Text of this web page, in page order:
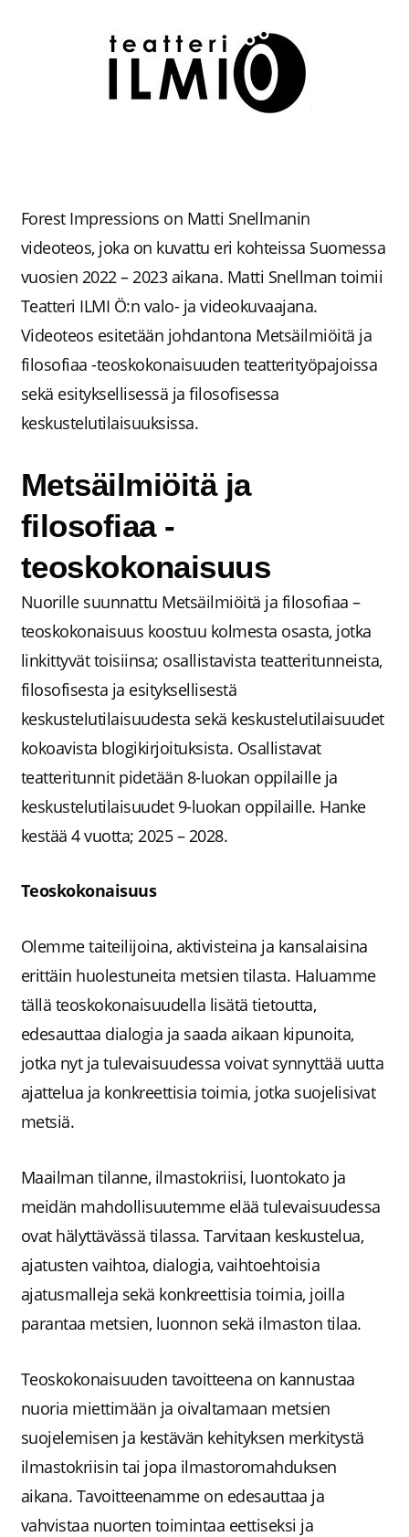
Forest Impressions on Matti Snellmanin
videoteos, joka on kuvattu eri kohteissa Suomessa
vuosien 2022 – 2023 aikana. Matti Snellman toimii
Teatteri ILMI Ö:n valo- ja videokuvaajana.
Videoteos esitetään johdantona Metsäilmiöitä ja
filosofiaa -teoskokonaisuuden teatterityöpajoissa
sekä esityksellisessä ja filosofisessa
keskustelutilaisuuksissa.
Metsäilmiöitä ja
filosofiaa -
teoskokonaisuus
Nuorille suunnattu Metsäilmiöitä ja filosofiaa –
teoskokonaisuus koostuu kolmesta osasta, jotka
linkittyvät toisiinsa; osallistavista teatteritunneista,
filosofisesta ja esityksellisestä
keskustelutilaisuudesta sekä keskustelutilaisuudet
kokoavista blogikirjoituksista. Osallistavat
teatteritunnit pidetään 8-luokan oppilaille ja
keskustelutilaisuudet 9-luokan oppilaille. Hanke
kestää 4 vuotta; 2025 – 2028.
Teoskokonaisuus
Olemme taiteilijoina, aktivisteina ja kansalaisina
erittäin huolestuneita metsien tilasta. Haluamme
tällä teoskokonaisuudella lisätä tietoutta,
edesauttaa dialogia ja saada aikaan kipunoita,
jotka nyt ja tulevaisuudessa voivat synnyttää uutta
ajattelua ja konkreettisia toimia, jotka suojelisivat
metsiä.
Maailman tilanne, ilmastokriisi, luontokato ja
meidän mahdollisuutemme elää tulevaisuudessa
ovat hälyttävässä tilassa. Tarvitaan keskustelua,
ajatusten vaihtoa, dialogia, vaihtoehtoisia
ajatusmalleja sekä konkreettisia toimia, joilla
parantaa metsien, luonnon sekä ilmaston tilaa.
Teoskokonaisuuden tavoitteena on kannustaa
nuoria miettimään ja oivaltamaan metsien
suojelemisen ja kestävän kehityksen merkitystä
ilmastokriisin tai jopa ilmastoromahduksen
aikana. Tavoitteenamme on edesauttaa ja
vahvistaa nuorten toimintaa eettiseksi ja